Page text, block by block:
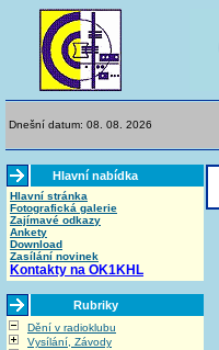
Dnešní datum: 08. 08. 2026
Hlavní nabídka
Hlavní stránka
Fotografická galerie
Zajímavé odkazy
Ankety
Download
Zasílání novinek
Kontakty na OK1KHL
Rubriky
Dění v radioklubu
Vysílání, Závody